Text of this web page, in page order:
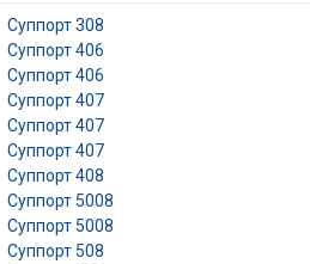
Суппорт 308
Суппорт 406
Суппорт 406
Суппорт 407
Суппорт 407
Суппорт 407
Суппорт 408
Суппорт 5008
Суппорт 5008
Суппорт 508